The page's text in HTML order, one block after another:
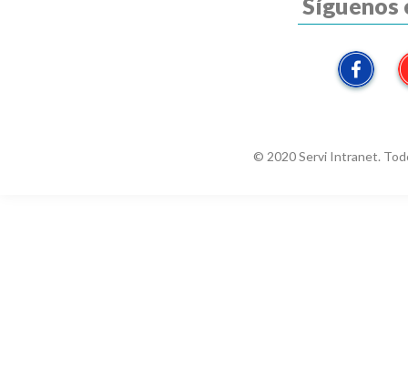
© 2020 Servi Intranet.